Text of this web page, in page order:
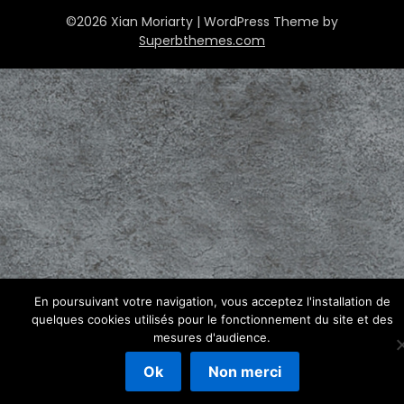
©2026 Xian Moriarty | WordPress Theme by
Superbthemes.com
En poursuivant votre navigation, vous acceptez l'installation de
quelques cookies utilisés pour le fonctionnement du site et des
mesures d'audience.
Ok Non merci